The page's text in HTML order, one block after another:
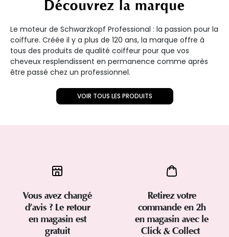
Découvrez la marque
Le moteur de Schwarzkopf Professional : la passion pour la
coiffure. Créée il y a plus de 120 ans, la marque offre à
tous des produits de qualité coiffeur pour que vos
cheveux resplendissent en permanence comme après
être passé chez un professionnel.
VOIR TOUS LES PRODUITS
Vous avez changé
d’avis ? Le retour
en magasin est
gratuit
Retirez votre
commande en 2h
en magasin avec le
Click & Collect